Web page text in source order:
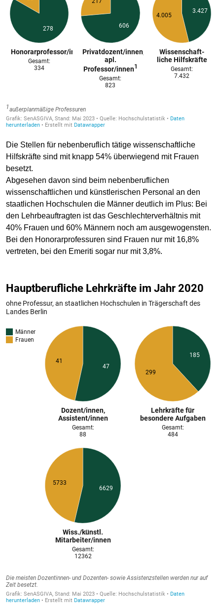
Die Stellen für nebenberuflich tätige wissenschaftliche
Hilfskräfte sind mit knapp 54% überwiegend mit Frauen
besetzt.
Abgesehen davon sind beim nebenberuflichen
wissenschaftlichen und künstlerischen Personal an den
staatlichen Hochschulen die Männer deutlich im Plus: Bei
den Lehrbeauftragten ist das Geschlechterverhältnis mit
40% Frauen und 60% Männern noch am ausgewogensten.
Bei den Honorarprofessuren sind Frauen nur mit 16,8%
vertreten, bei den Emeriti sogar nur mit 3,8%.